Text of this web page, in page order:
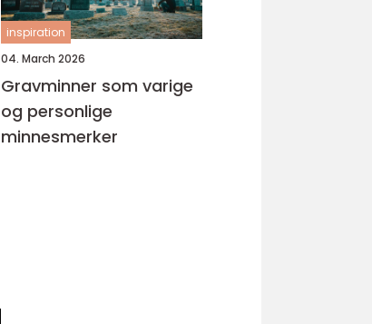
inspiration
04. March 2026
Gravminner som varige
og personlige
minnesmerker